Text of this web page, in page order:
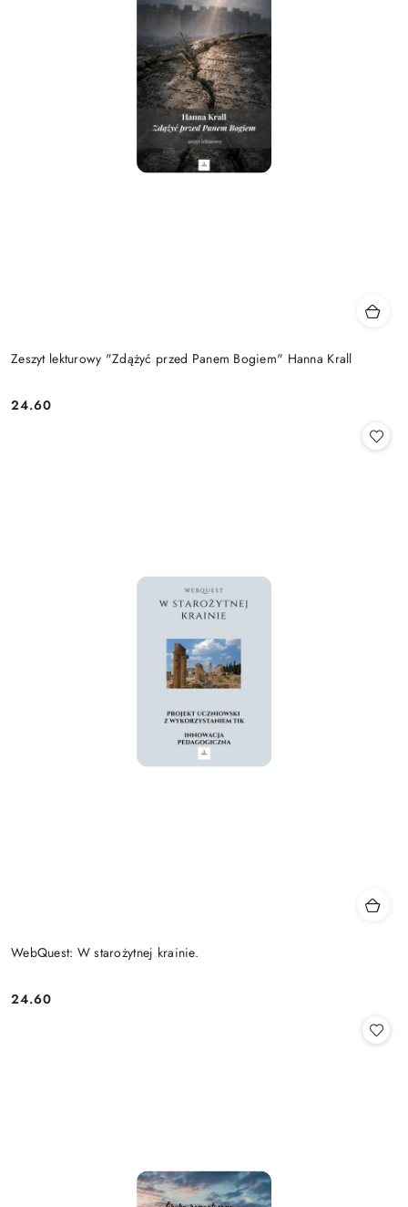
Zeszyt lekturowy "Zdążyć przed Panem Bogiem" Hanna Krall
Cena:
24.60
WebQuest: W starożytnej krainie.
Cena:
24.60